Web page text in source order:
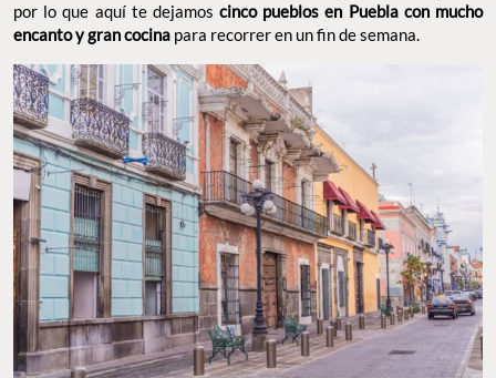
por lo que aquí te dejamoscinco pueblos en Puebla con mucho
encanto y gran cocina para recorrer en un fin de semana.